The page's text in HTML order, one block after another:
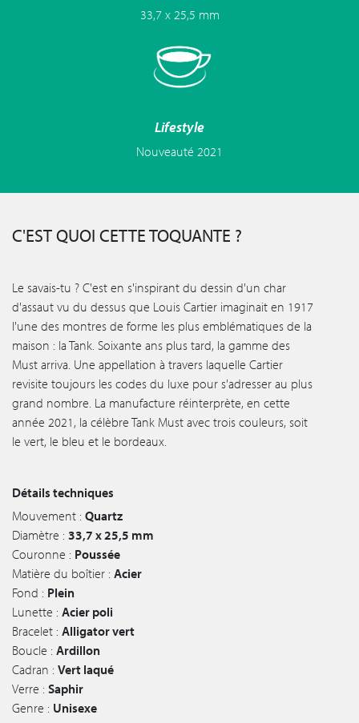
33,7 x 25,5 mm
Lifestyle
Nouveauté 2021
C'EST QUOI CETTE TOQUANTE ?
Le savais-tu ? C'est en s'inspirant du dessin d'un char
d'assaut vu du dessus que Louis Cartier imaginait en 1917
l'une des montres de forme les plus emblématiques de la
maison : la Tank. Soixante ans plus tard, la gamme des
Must arriva. Une appellation à travers laquelle Cartier
revisite toujours les codes du luxe pour s'adresser au plus
grand nombre. La manufacture réinterprète, en cette
année 2021, la célèbre Tank Must avec trois couleurs, soit
le vert, le bleu et le bordeaux.
Détails techniques
Mouvement : Quartz
Diamètre : 33,7 x 25,5 mm
Couronne : Poussée
Matière du boîtier : Acier
Fond : Plein
Lunette : Acier poli
Bracelet : Alligator vert
Boucle : Ardillon
Cadran : Vert laqué
Verre : Saphir
Genre : Unisexe